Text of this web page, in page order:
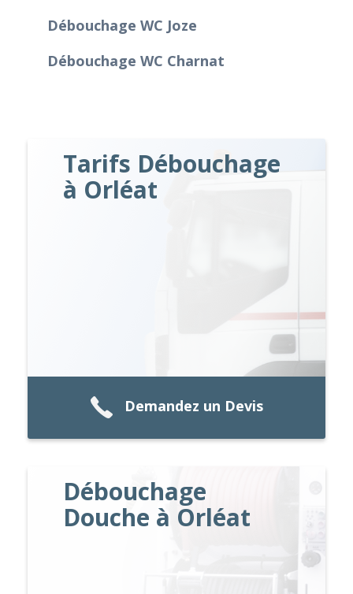
Débouchage WC Joze
Débouchage WC Charnat
Tarifs Débouchage
à Orléat
Demandez un Devis
Débouchage
Douche à Orléat